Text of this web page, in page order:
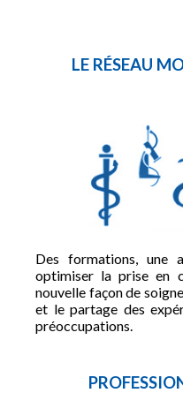
LE RÉSEAU
Des formations, une
optimiser la prise en
nouvelle façon de
et le partage des
préoccupations.